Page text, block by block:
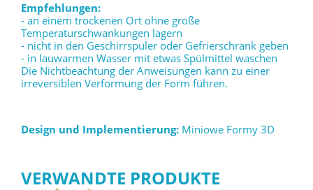
Empfehlungen:
- an einem trockenen Ort ohne große
Temperaturschwankungen lagern
- nicht in den Geschirrspüler oder Gefrierschrank geben
- in lauwarmen Wasser mit etwas Spülmittel waschen
Die Nichtbeachtung der Anweisungen kann zu einer
irreversiblen Verformung der Form führen.
Design und Implementierung: Miniowe Formy 3D
VERWANDTE PRODUKTE